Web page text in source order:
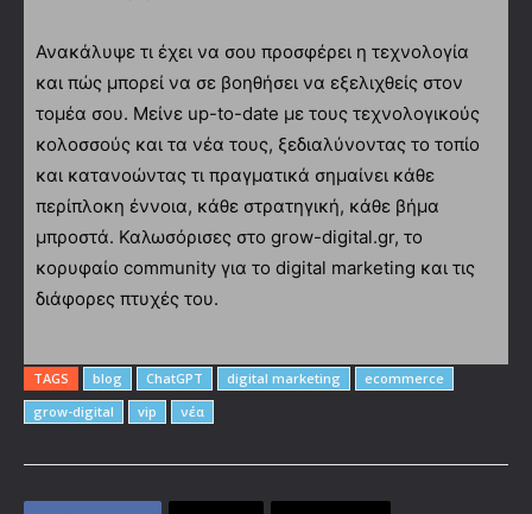
Ανακάλυψε τι έχει να σου προσφέρει η τεχνολογία
και πώς μπορεί να σε βοηθήσει να εξελιχθείς στον
τομέα σου. Μείνε up-to-date με τους τεχνολογικούς
κολοσσούς και τα νέα τους, ξεδιαλύνοντας το τοπίο
και κατανοώντας τι πραγματικά σημαίνει κάθε
περίπλοκη έννοια, κάθε στρατηγική, κάθε βήμα
μπροστά. Καλωσόρισες στο grow-digital.gr, το
κορυφαίο community για το digital marketing και τις
διάφορες πτυχές του.
TAGS blog ChatGPT digital marketing
ecommerce
grow-digital
vip νέα